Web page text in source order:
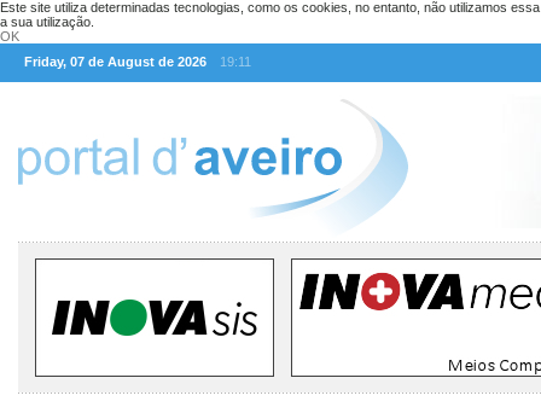
Este site utiliza determinadas tecnologias, como os cookies, no entanto, não utilizamos
a sua utilização.
OK
Friday, 07 de August de 2026
19:11